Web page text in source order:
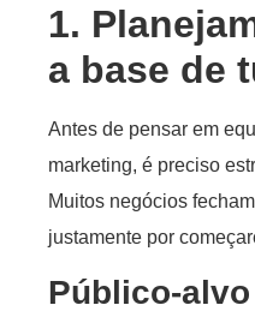
1.
a base de
Antes de pensar em
marketing, é preciso
Muitos negócios
justamente por
Público-